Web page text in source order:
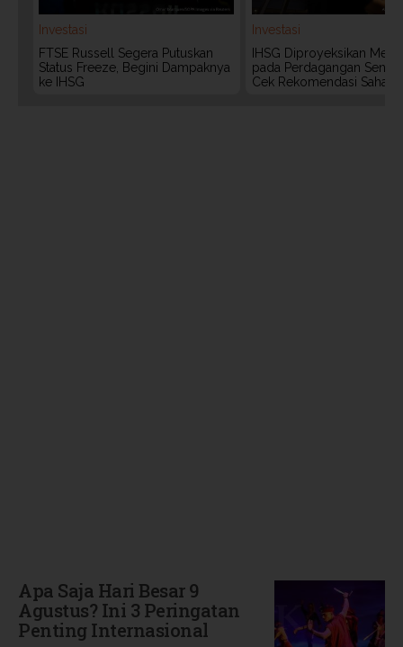
Investasi
FTSE Russell Segera Putuskan
Status Freeze, Begini Dampaknya
ke IHSG
Investasi
IHSG Diproyeksikan
pada Perdagangan Senin
Cek Rekomendasi
Apa Saja Hari Besar 9
Agustus? Ini 3 Peringatan
Penting Internasional